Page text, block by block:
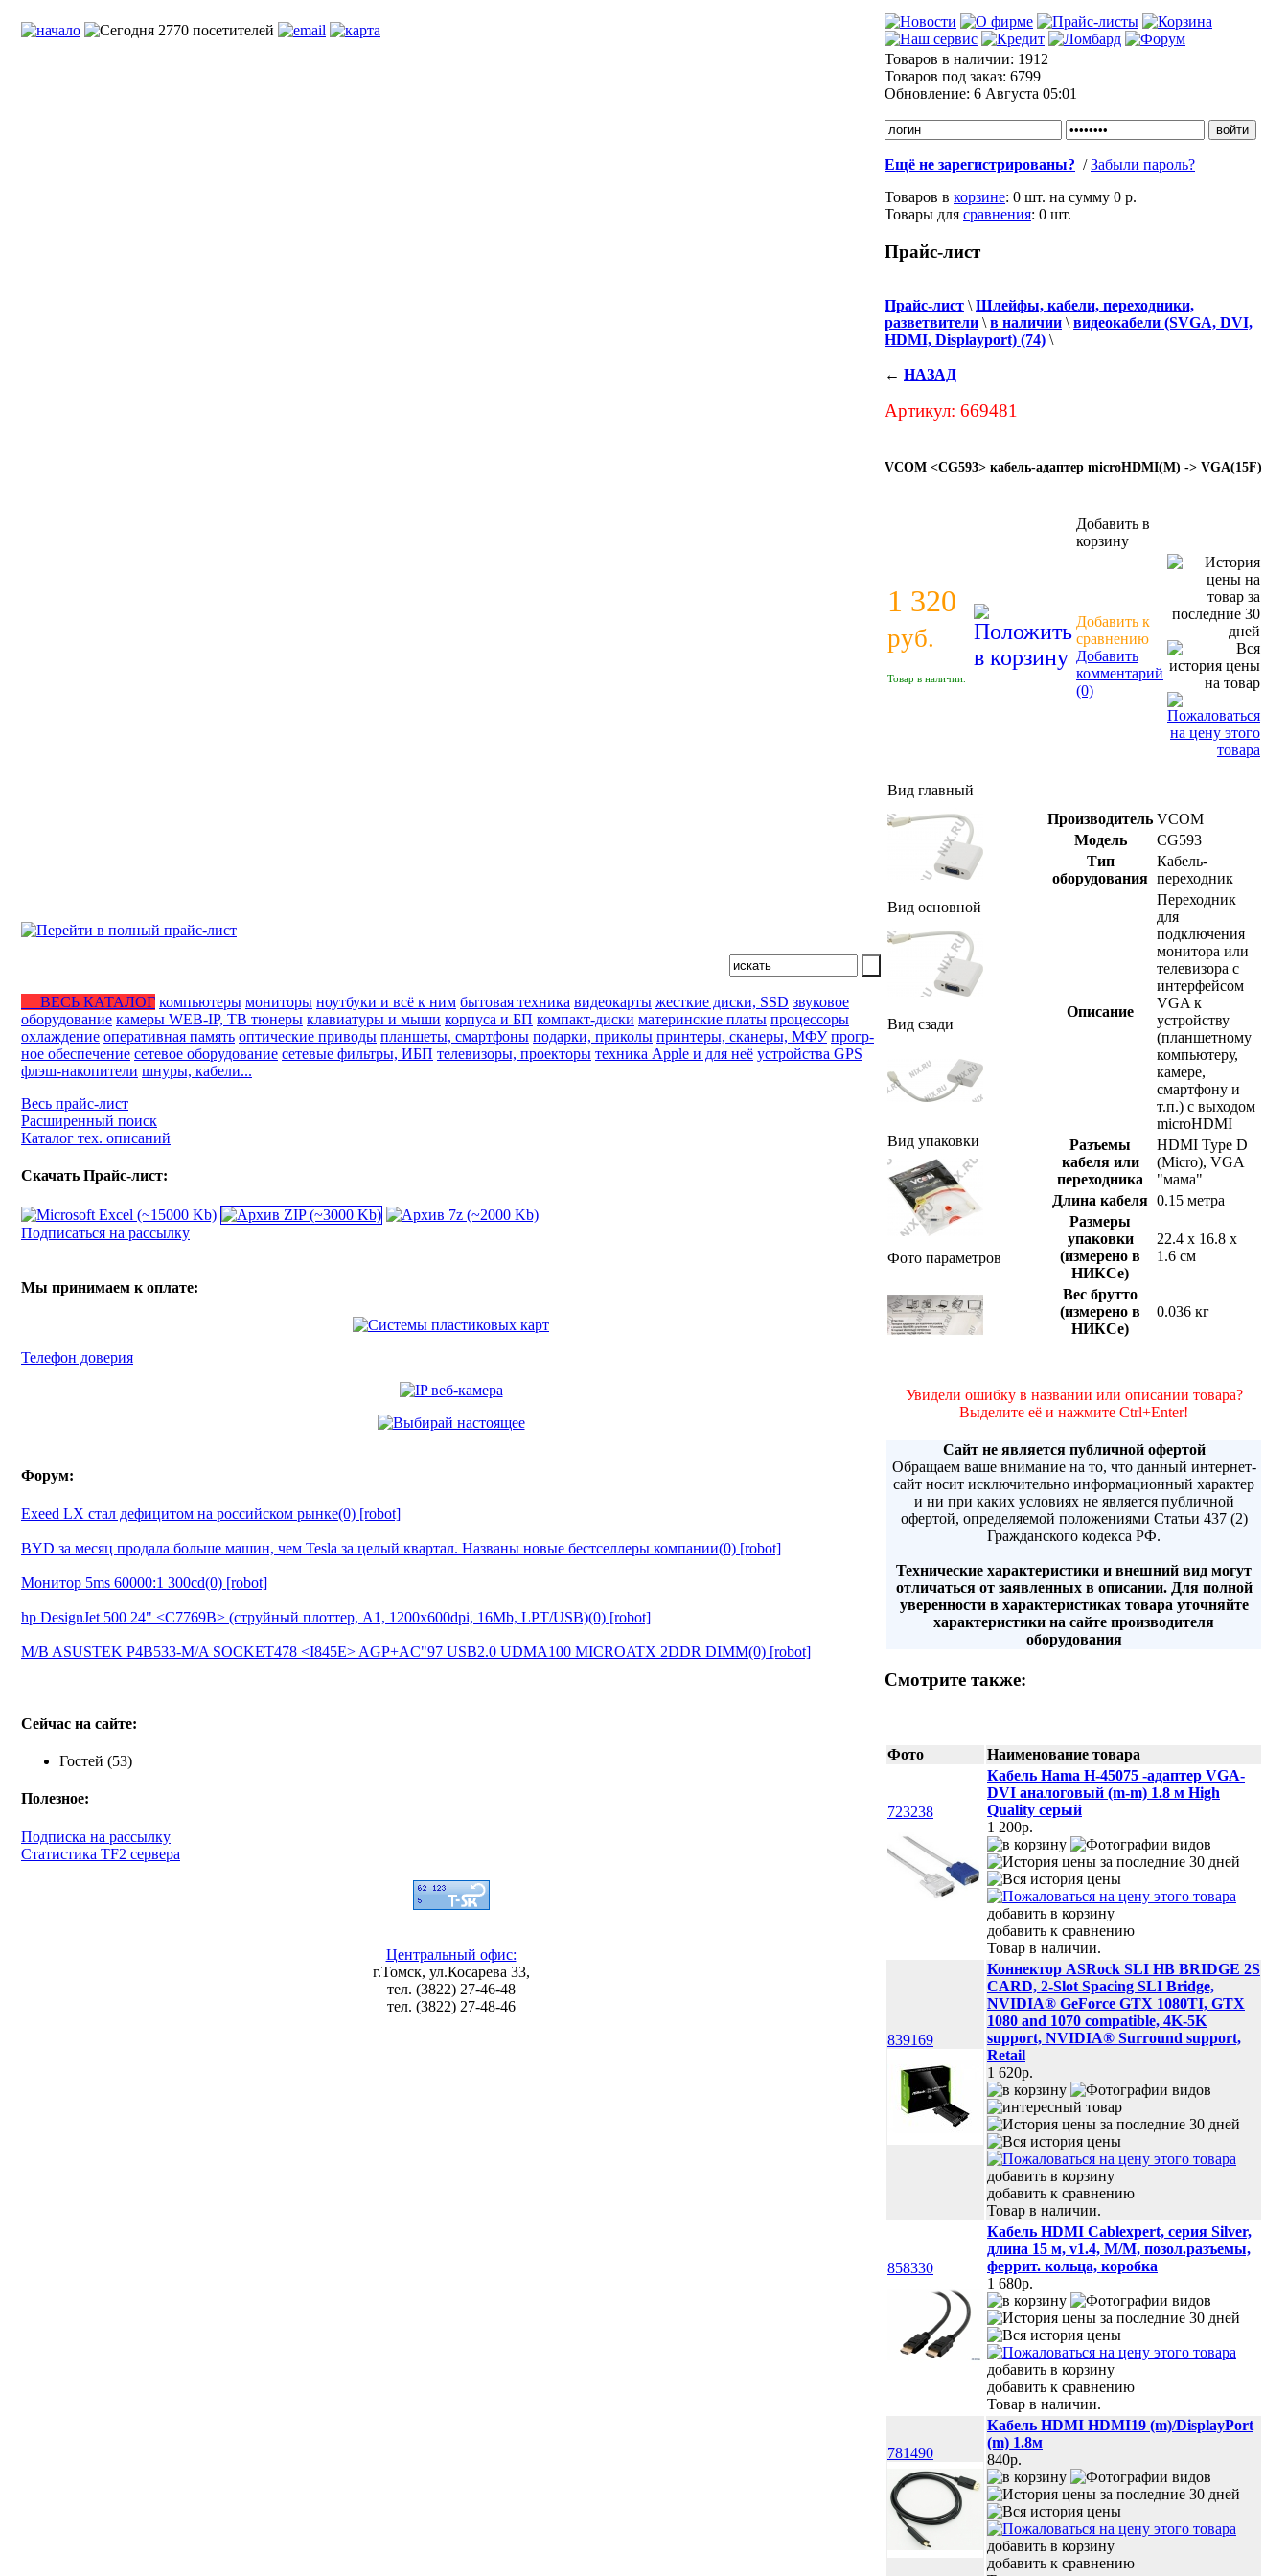
ВЕСЬ КАТАЛОГ компьютеры мониторы ноутбуки и всё к ним бытовая техника видеокарты жесткие диски, SSD звуковое
оборудование камеры WEB-IP, ТВ тюнеры клавиатуры и мыши корпуса и БП компакт-диски материнские платы процессоры
охлаждение оперативная память оптические приводы планшеты, смартфоны подарки, приколы принтеры, сканеры, МФУ прогр-
ное обеспечение сетевое оборудование сетевые фильтры, ИБП телевизоры, проекторы техника Apple и для неё устройства GPS
флэш-накопители шнуры, кабели...
Весь прайс-лист
Расширенный поиск
Каталог тех. описаний
Скачать Прайс-лист:
Подписаться на рассылку
Мы принимаем к оплате:
Телефон доверия
Форум:
Exeed LX стал дефицитом на российском рынке(0) [robot]
BYD за месяц продала больше машин, чем Tesla за целый квартал. Названы новые бестселлеры компании(0) [robot]
Монитор 5ms 60000:1 300cd(0) [robot]
hp DesignJet 500 24" <C7769B> (струйный плоттер, A1, 1200х600dpi, 16Mb, LPT/USB)(0) [robot]
M/B ASUSTEK P4B533-M/A SOCKET478 <I845E> AGP+AC"97 USB2.0 UDMA100 MICROATX 2DDR DIMM(0) [robot]
Сейчас на сайте:
Гостей (53)
Полезное:
Подписка на рассылку
Статистика TF2 сервера
Центральный офис:
г.Томск, ул.Косарева 33,
тел. (3822) 27-46-48
тел. (3822) 27-48-46
Товаров в наличии: 1912
Товаров под заказ: 6799
Обновление: 6 Августа 05:01
Ещё не зарегистрированы? /Забыли пароль?
Товаров в корзине: 0 шт. на сумму 0 р.
Товары для сравнения: 0 шт.
Прайс-лист
Прайс-лист \Шлейфы, кабели, переходники,
разветвители \в наличии \видеокабели (SVGA, DVI,
HDMI, Displayport) (74) \
← НАЗАД
Артикул: 669481
VCOM <CG593> кабель-адаптер microHDMI(M) -> VGA(15F)
1 320
руб.
Товар в наличии.
Добавить в
корзину
Добавить к
сравнению
Добавить
комментарий
(0)
Вид главный
Вид основной
Вид сзади
Вид упаковки
Фото параметров
Производитель VCOM
Модель
CG593
Тип
оборудования
Кабель-
переходник
Описание
Переходник
для
подключения
монитора или
телевизора с
интерфейсом
VGA к
устройству
(планшетному
компьютеру,
камере,
смартфону и
т.п.) с выходом
microHDMI
Разъемы
кабеля или
переходника
HDMI Type D
(Micro), VGA
"мама"
Длина кабеля 0.15 метра
Размеры
упаковки
(измерено в
НИКСе)
22.4 x 16.8 x
1.6 см
Вес брутто
(измерено в
НИКСе)
0.036 кг
Увидели ошибку в названии или описании товара?
Выделите её и нажмите Ctrl+Enter!
Сайт не является публичной офертой
Обращаем ваше внимание на то, что данный интернет-
сайт носит исключительно информационный характер
и ни при каких условиях не является публичной
офертой, определяемой положениями Статьи 437 (2)
Гражданского кодекса РФ.
Технические характеристики и внешний вид могут
отличаться от заявленных в описании. Для полной
уверенности в характеристиках товара уточняйте
характеристики на сайте производителя
оборудования
Смотрите также:
Фото Наименование товара
723238
Кабель Hama H-45075 -адаптер VGA-
DVI аналоговый (m-m) 1.8 м High
Quality серый
1 200p.
добавить в корзину
добавить к сравнению
Товар в наличии.
839169
Коннектор ASRock SLI HB BRIDGE 2S
CARD, 2-Slot Spacing SLI Bridge,
NVIDIA® GeForce GTX 1080TI, GTX
1080 and 1070 compatible, 4K-5K
support, NVIDIA® Surround support,
Retail
1 620p.
добавить в корзину
добавить к сравнению
Товар в наличии.
858330
Кабель HDMI Cablexpert, серия Silver,
длина 15 м, v1.4, M/M, позол.разъемы,
феррит. кольца, коробка
1 680p.
добавить в корзину
добавить к сравнению
Товар в наличии.
781490
Кабель HDMI HDMI19 (m)/DisplayPort
(m) 1.8м
840p.
добавить в корзину
добавить к сравнению